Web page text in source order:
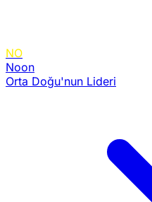
NO
Noon
Orta Doğu'nun Lideri